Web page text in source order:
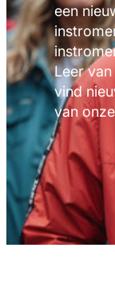
een
Leer
vind
van